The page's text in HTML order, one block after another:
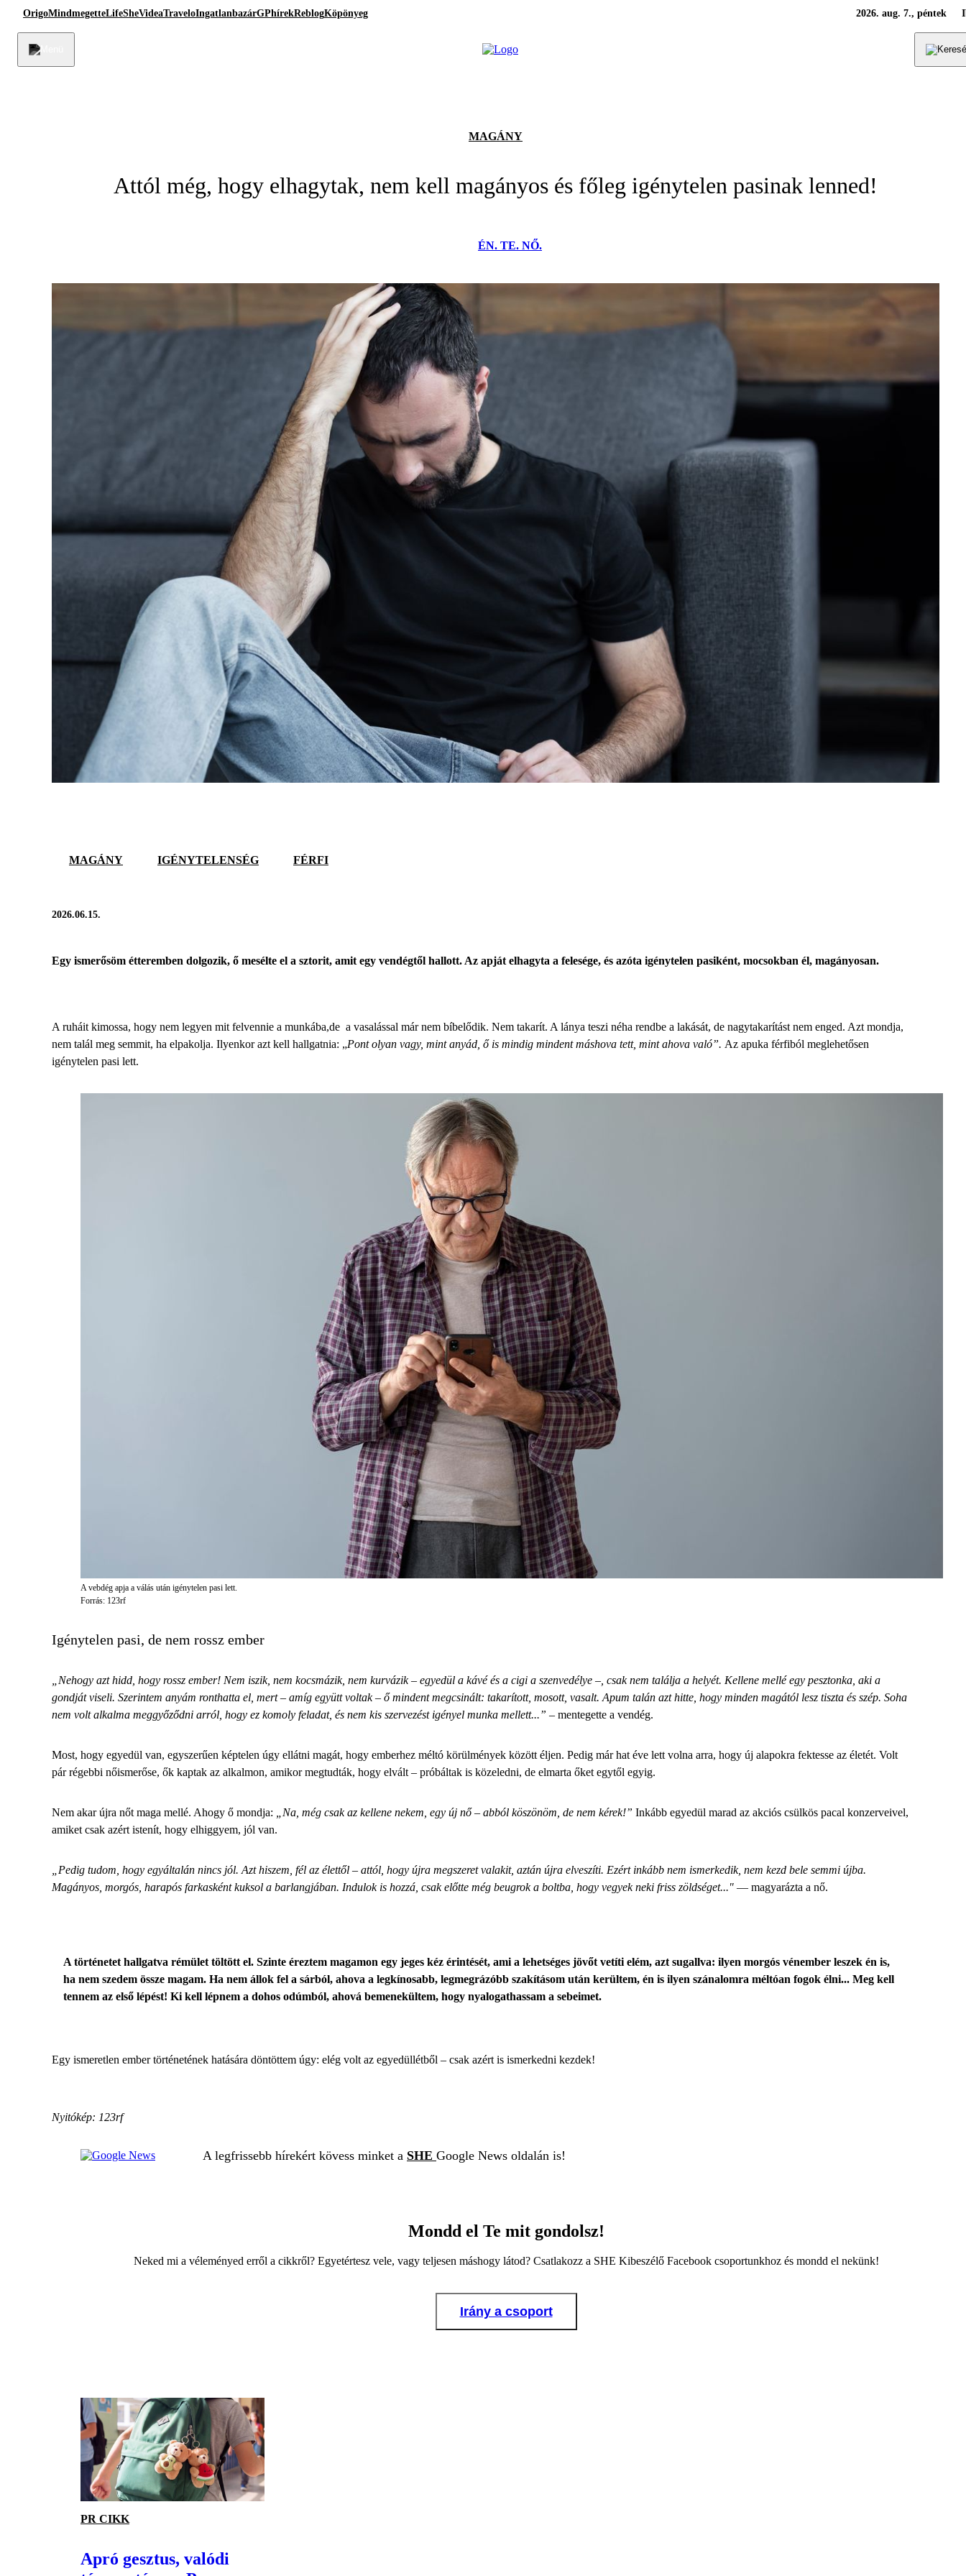
OrigoMindmegetteLifeSheVideaTraveloIngatlanbazárGPhírekReblogKöpönyeg 2026. aug. 7., péntek
MAGÁNY
Attól még, hogy elhagytak, nem kell magányos és főleg igénytelen pasinak lenned!
ÉN. TE. NŐ.
MAGÁNY IGÉNYTELENSÉG FÉRFI
2026.06.15.
Egy ismerősöm étteremben dolgozik, ő mesélte el a sztorit, amit egy vendégtől hallott. Az apját elhagyta a felesége, és azóta igénytelen pasiként, mocsokban él, magányosan.
A ruháit kimossa, hogy nem legyen mit felvennie a munkába,de a vasalással már nem bíbelődik. Nem takarít. A lánya teszi néha rendbe a lakását, de nagytakarítást nem enged. Azt mondja,
nem talál meg semmit, ha elpakolja. Ilyenkor azt kell hallgatnia: „Pont olyan vagy, mint anyád, ő is mindig mindent máshova tett, mint ahova való”. Az apuka férfiból meglehetősen
igénytelen pasi lett.
A vebdég apja a válás után igénytelen pasi lett.
Forrás: 123rf
Igénytelen pasi, de nem rossz ember
„Nehogy azt hidd, hogy rossz ember! Nem iszik, nem kocsmázik, nem kurvázik – egyedül a kávé és a cigi a szenvedélye –, csak nem találja a helyét. Kellene mellé egy pesztonka, aki a
gondját viseli. Szerintem anyám ronthatta el, mert – amíg együtt voltak – ő mindent megcsinált: takarított, mosott, vasalt. Apum talán azt hitte, hogy minden magától lesz tiszta és szép. Soha
nem volt alkalma meggyőződni arról, hogy ez komoly feladat, és nem kis szervezést igényel munka mellett...” – mentegette a vendég.
Most, hogy egyedül van, egyszerűen képtelen úgy ellátni magát, hogy emberhez méltó körülmények között éljen. Pedig már hat éve lett volna arra, hogy új alapokra fektesse az életét. Volt
pár régebbi nőismerőse, ők kaptak az alkalmon, amikor megtudták, hogy elvált – próbáltak is közeledni, de elmarta őket egytől egyig.
Nem akar újra nőt maga mellé. Ahogy ő mondja: „Na, még csak az kellene nekem, egy új nő – abból köszönöm, de nem kérek!” Inkább egyedül marad az akciós csülkös pacal konzerveivel,
amiket csak azért istenít, hogy elhiggyem, jól van.
„Pedig tudom, hogy egyáltalán nincs jól. Azt hiszem, fél az élettől – attól, hogy újra megszeret valakit, aztán újra elveszíti. Ezért inkább nem ismerkedik, nem kezd bele semmi újba.
Magányos, morgós, harapós farkasként kuksol a barlangjában. Indulok is hozzá, csak előtte még beugrok a boltba, hogy vegyek neki friss zöldséget..." — magyarázta a nő.
A történetet hallgatva rémület töltött el. Szinte éreztem magamon egy jeges kéz érintését, ami a lehetséges jövőt vetíti elém, azt sugallva: ilyen morgós vénember leszek én is,
ha nem szedem össze magam. Ha nem állok fel a sárból, ahova a legkínosabb, legmegrázóbb szakításom után kerültem, én is ilyen szánalomra méltóan fogok élni... Meg kell
tennem az első lépést! Ki kell lépnem a dohos odúmból, ahová bemenekültem, hogy nyalogathassam a sebeimet.
Egy ismeretlen ember történetének hatására döntöttem úgy: elég volt az egyedüllétből – csak azért is ismerkedni kezdek!
Nyitókép: 123rf
A legfrissebb hírekért kövess minket a SHE Google News oldalán is!
Mondd el Te mit gondolsz!
Neked mi a véleményed erről a cikkről? Egyetértesz vele, vagy teljesen máshogy látod? Csatlakozz a SHE Kibeszélő Facebook csoportunkhoz és mondd el nekünk!
Irány a csoport
PR CIKK
Apró gesztus, valódi